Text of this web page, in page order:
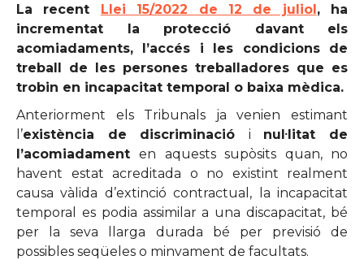
La recent Llei 15/2022 de 12 de juliol, ha
incrementat la protecció davant els
acomiadaments, l’accés i les condicions de
treball de les persones treballadores que es
trobin en incapacitat temporal o baixa mèdica.
Anteriorment els Tribunals ja venien estimant
l’existència de discriminació i nul·litat de
l’acomiadamenten aquests supòsits quan, no
havent estat acreditada o no existint realment
causa vàlida d’extinció contractual, la incapacitat
temporal es podia assimilar a una discapacitat, bé
per la seva llarga durada bé per previsió de
possibles seqüeles o minvament de facultats.